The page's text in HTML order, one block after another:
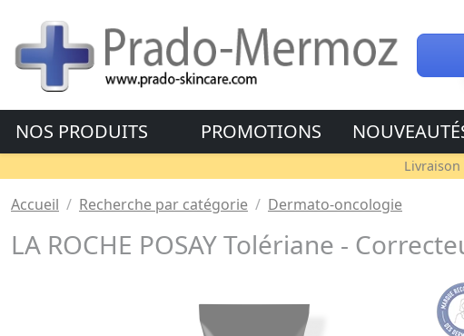
NOS PRODUITS PROMOTIONS
Livraison
Accueil Recherche par catégorie Dermato-oncologie
LA ROCHE POSAY Tolériane -